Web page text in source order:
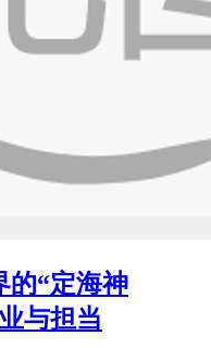
的“定海神
与担当